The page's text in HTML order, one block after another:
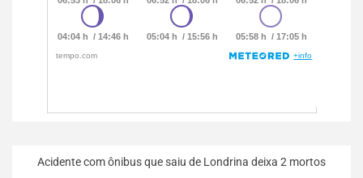
Acidente com ônibus que saiu de Londrina deixa 2 mortos